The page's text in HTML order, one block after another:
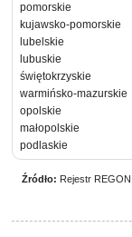
pomorskie
kujawsko-pomorskie
lubelskie
lubuskie
świętokrzyskie
warmińsko-mazurskie
opolskie
małopolskie
podlaskie
Źródło: Rejestr REGON,